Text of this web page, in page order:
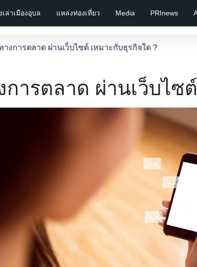
เล่าเมืองอุบล แหล่งท่องเที่ยว Media PRInews
างการตลาด ผ่านเว็บไซต์ เหมาะกับธุรกิจใด ?
การตลาด ผ่านเว็บไซ